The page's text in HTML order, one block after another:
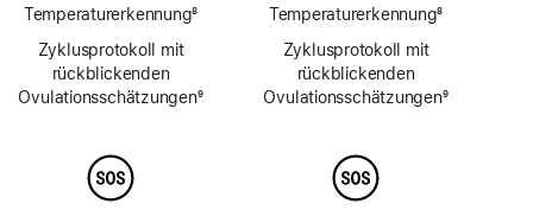
Temperaturerkennung8
Zyklusprotokoll mit
rückblickenden
Ovulations­schätzungen9
Temperaturerkennung8
Zyklusprotokoll mit
rückblickenden
Ovulations­schätzungen9